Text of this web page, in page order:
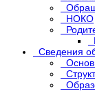
НОКО
Сведения